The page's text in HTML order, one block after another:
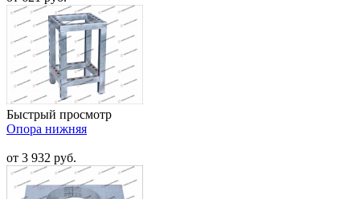
Быстрый просмотр
Опора нижняя
от 3 932 руб.